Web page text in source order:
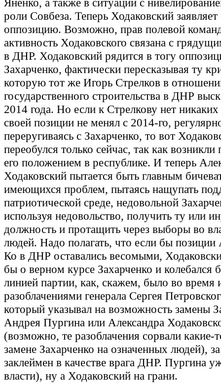
Яненко, а также в ситуации с
роли Совбеза. Теперь Ходаковский
оппозицию. Возможно, прав полевой
активность Ходаковского связана с
в ДНР. Ходаковский рядится в тогу
Захарченко, фактически пересказывая ту
которую тот же Игорь Стрелков в
государственного строительства в ДНР
2014 года. Но если к Стрелкову нет
своей позиции не менял с 2014-го,
переругиваясь с Захарченко, то вот
переобулся только сейчас, так как
его положением в республике. И теперь
Ходаковский пытается быть главным
имеющихся проблем, пытаясь нащупать
патриотической среде, недовольной
используя недовольство, получить ту или
должность и протащить через выборы во
людей. Надо полагать, что если бы
Ко в ДНР оставались весомыми,
бы о верном курсе Захарченко и колебался
линией партии, как, скажем, было во время
разоблачениями генерала Сергея
который указывал на возможность замены
Андрея Пургина или Александра
(возможно, те разоблачения сорвали какие-
замене Захарченко на означенных людей),
заклеймен в качестве врага ДНР. Пургина
власти), ну а Ходаковский на грани.